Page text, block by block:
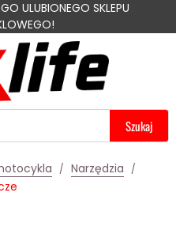
ULUBIONEGO SKLEPU
Szukaj
Narzędzia